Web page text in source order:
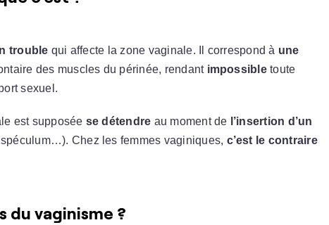
trouble qui affecte la zone vaginale. Il correspond à une
des muscles du périnée, rendant impossibletoute
sexuel.
est supposée se détendre au moment de l’insertion d’un
Chez les femmes vaginiques, c’est le contraire
du vaginisme ?